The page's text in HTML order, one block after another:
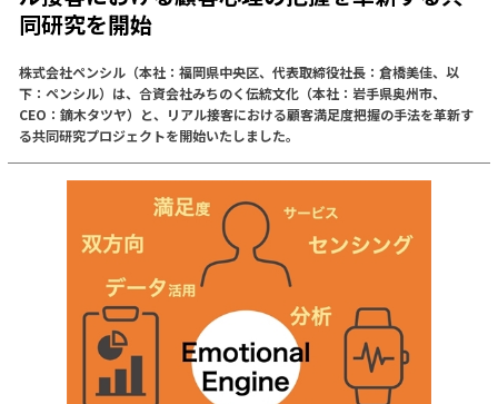
同研究を開始
株式会社ペンシル（本社：福岡県中央区、代表取締役社長：倉橋美佳、以
下：ペンシル）は、合資会社みちのく伝統文化（本社：岩手県奥州市、
CEO：鏑木タツヤ）と、リアル接客における顧客満足度把握の手法を革新す
る共同研究プロジェクトを開始いたしました。